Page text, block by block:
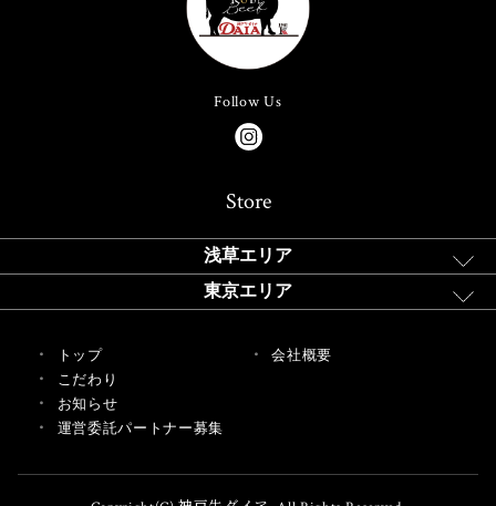
Follow Us
Store
浅草エリア
東京エリア
トップ
こだわり
お知らせ
運営委託パートナー募集
会社概要